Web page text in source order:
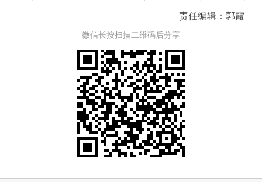
责任编辑：郭霞
微信长按扫描二维码后分享